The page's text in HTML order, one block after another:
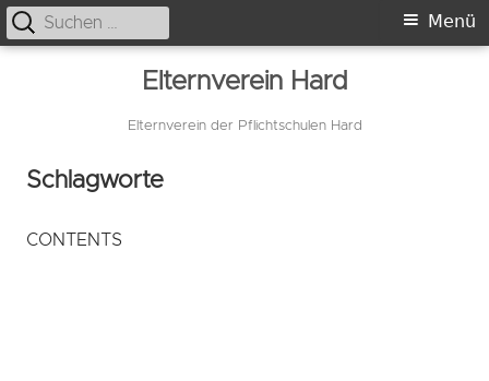
Elternverein Hard
Elternverein der Pflichtschulen Hard
Primäres
Menü
Suche
nach:
Schlagworte
CONTENTS